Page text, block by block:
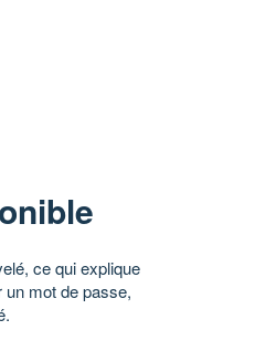
ce qui explique
un mot de passe,